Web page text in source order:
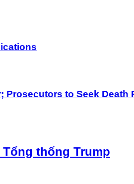
Prosecutors to Seek Death
thống Trump